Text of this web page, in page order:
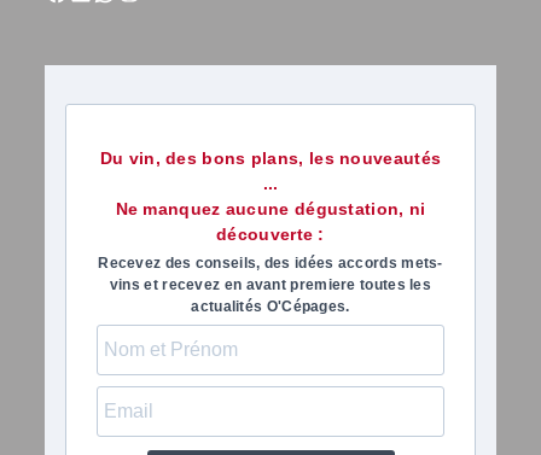
Du vin, des bons plans, les nouveautés
...
Ne manquez aucune dégustation, ni
découverte :
Recevez des conseils, des idées accords mets-
vins et recevez en avant premiere toutes les
actualités O'Cépages.